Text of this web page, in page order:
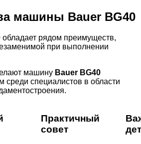
машины Bauer BG40
обладает рядом преимуществ,
при выполнении
машину Bauer BG40
специалистов в области
Практичный
совет